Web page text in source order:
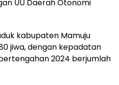
UU Daerah Otonomi
kabupaten Mamuju
jiwa, dengan kepadatan
2024 berjumlah